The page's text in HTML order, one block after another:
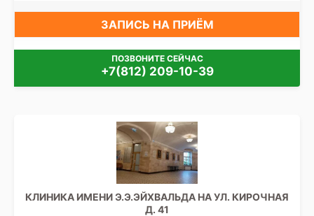
ЗАПИСЬ НА ПРИЁМ
ПОЗВОНИТЕ СЕЙЧАС
+7(812) 209-10-39
КЛИНИКА ИМЕНИ Э.Э.ЭЙХВАЛЬДА НА УЛ. КИРОЧНАЯ
Д. 41